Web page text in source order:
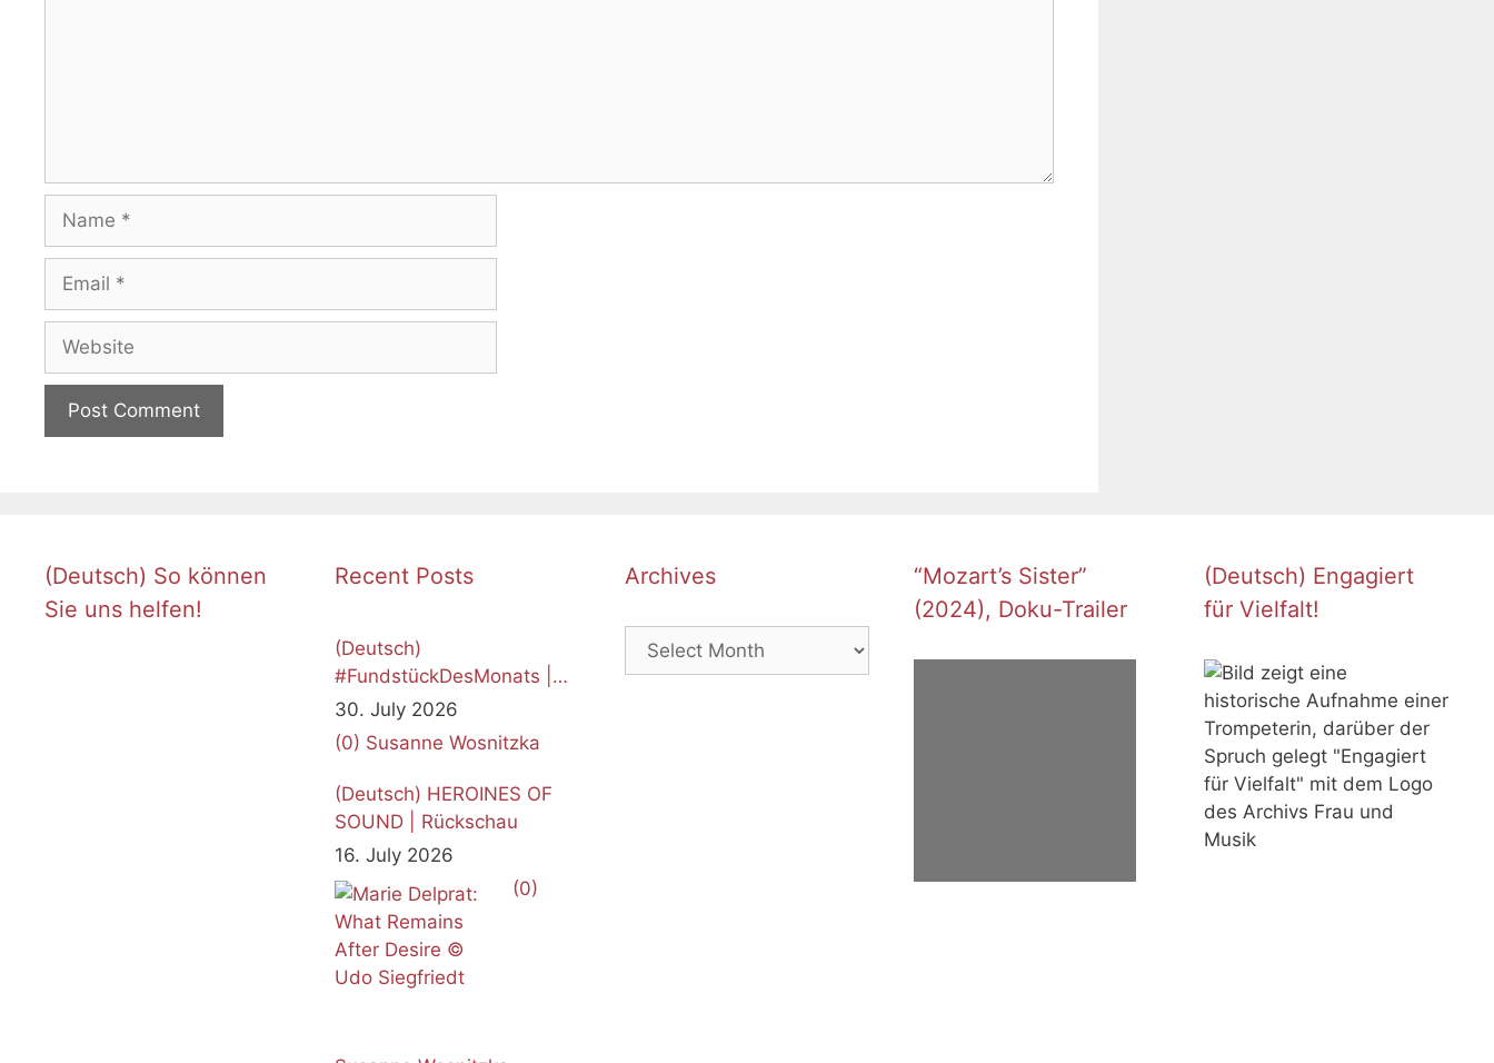
(Deutsch) So können
Sie uns helfen!
Recent Posts
(Deutsch)
#FundstückDesMonats |
Juli 2026
30. July 2026
(0) Susanne Wosnitzka
(Deutsch) HEROINES OF
SOUND | Rückschau
16. July 2026
(0)
Archives
Archives
“Mozart’s Sister”
(2024), Doku-Trailer
(Deutsch) Engagiert
für Vielfalt!